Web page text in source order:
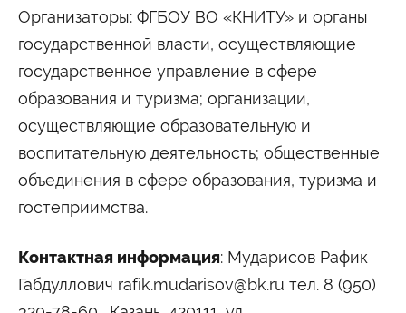
Организаторы: ФГБОУ ВО «КНИТУ» и органы
государственной власти, осуществляющие
государственное управление в сфере
образования и туризма; организации,
осуществляющие образовательную и
воспитательную деятельность; общественные
объединения в сфере образования, туризма и
гостеприимства.
Контактная информация: Мударисов Рафик
Габдуллович rafik.mudarisov@bk.ru тел. 8 (950)